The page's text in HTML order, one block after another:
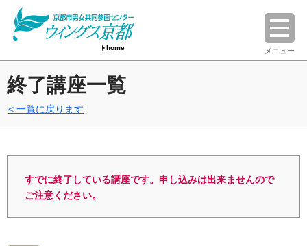
home メニュー
終了講座一覧
一覧に戻ります
すでに終了している講座です。申し込みは出来ませんので
ご注意ください。